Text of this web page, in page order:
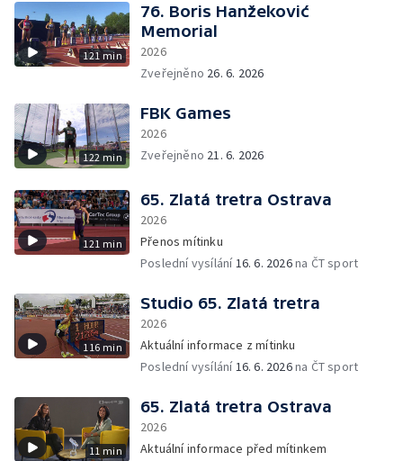
121 min
76. Boris Hanžeković
Memorial
2026
Zveřejněno 26. 6. 2026
122 min
FBK Games
2026
Zveřejněno 21. 6. 2026
121 min
65. Zlatá tretra Ostrava
2026
Přenos mítinku
Poslední vysílání16. 6. 2026na ČT sport
116 min
Studio 65. Zlatá tretra
2026
Aktuální informace z mítinku
Poslední vysílání16. 6. 2026na ČT sport
11 min
65. Zlatá tretra Ostrava
2026
Aktuální informace před mítinkem